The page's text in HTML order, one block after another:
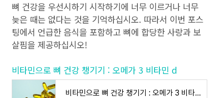
뼈 건강을 우선시하기 시작하기에 너무 이르거나 너무
늦은 때는 없다는 것을 기억하십시오. 따라서 이번 포스
팅에서 언급한 음식을 포함하고 뼈에 합당한 사랑과 보
살핌을 제공하십시오!
비타민으로 뼈 건강 챙기기 : 오메가 3 비타민 d
비타민으로 뼈 건강 챙기기 : 오메가 3 비타민 d